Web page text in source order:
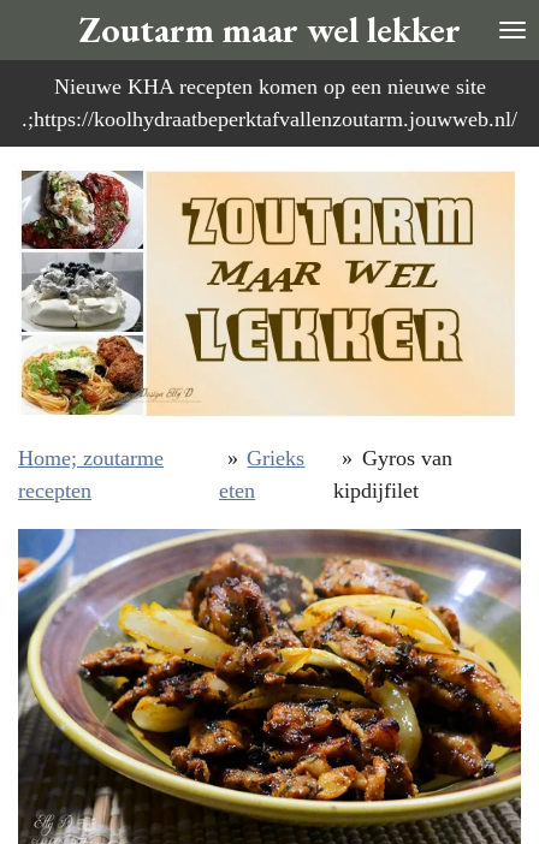
direct
naar
de
Zoutarm maar wel lekker
Nieuwe KHA recepten komen op een nieuwe site
.;https://koolhydraatbeperktafvallenzoutarm.jouwweb.nl/
Home; zoutarme
recepten
» Grieks
eten
» Gyros van
kipdijfilet